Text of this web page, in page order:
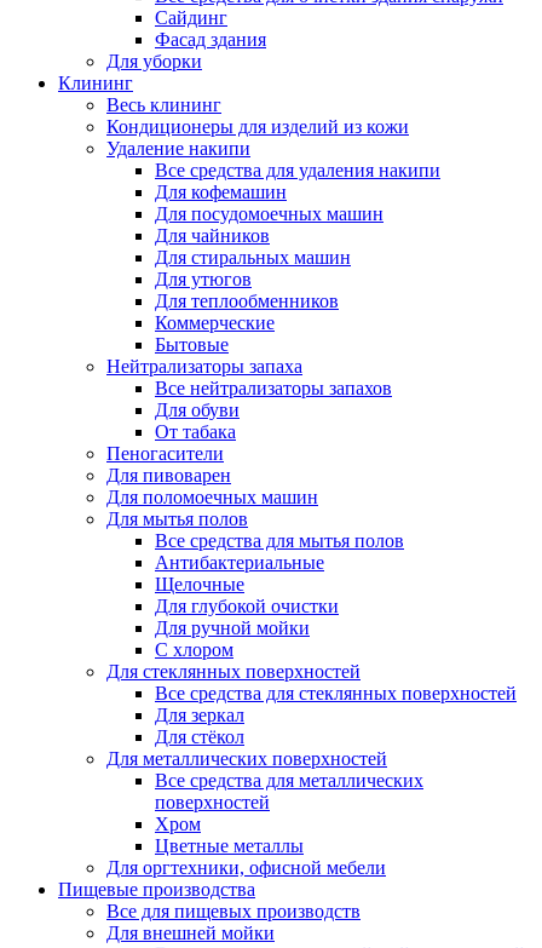
Сайдинг
Фасад здания
Для уборки
Клининг
Весь клининг
Кондиционеры для изделий из кожи
Удаление накипи
Все средства для удаления накипи
Для кофемашин
Для посудомоечных машин
Для чайников
Для стиральных машин
Для утюгов
Для теплообменников
Коммерческие
Бытовые
Нейтрализаторы запаха
Все нейтрализаторы запахов
Для обуви
От табака
Пеногасители
Для пивоварен
Для поломоечных машин
Для мытья полов
Все средства для мытья полов
Антибактериальные
Щелочные
Для глубокой очистки
Для ручной мойки
С хлором
Для стеклянных поверхностей
Все средства для стеклянных поверхностей
Для зеркал
Для стёкол
Для металлических поверхностей
Все средства для металлических
поверхностей
Хром
Цветные металлы
Для оргтехники, офисной мебели
Пищевые производства
Все для пищевых производств
Для внешней мойки